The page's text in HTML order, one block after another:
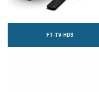
FT-TV-HD3